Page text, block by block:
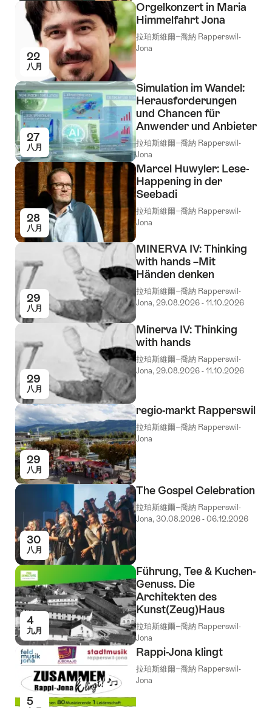
22
八月
Orgelkonzert in Maria
Himmelfahrt Jona
拉珀斯維爾−喬納 Rapperswil-
Jona
27
八月
Simulation im Wandel:
Herausforderungen
und Chancen für
Anwender und Anbieter
拉珀斯維爾−喬納 Rapperswil-
Jona
28
八月
Marcel Huwyler: Lese-
Happening in der
Seebadi
拉珀斯維爾−喬納 Rapperswil-
Jona
29
八月
MINERVA IV: Thinking
with hands –Mit
Händen denken
拉珀斯維爾−喬納 Rapperswil-
Jona, 29.08.2026 - 11.10.2026
29
八月
Minerva IV: Thinking
with hands
拉珀斯維爾−喬納 Rapperswil-
Jona, 29.08.2026 - 11.10.2026
29
八月
regio-markt Rapperswil
拉珀斯維爾−喬納 Rapperswil-
Jona
30
八月
The Gospel Celebration
拉珀斯維爾−喬納 Rapperswil-
Jona, 30.08.2026 - 06.12.2026
4
九月
Führung, Tee & Kuchen-
Genuss. Die
Architekten des
Kunst(Zeug)Haus
拉珀斯維爾−喬納 Rapperswil-
Jona
5
Rappi-Jona klingt
拉珀斯維爾−喬納 Rapperswil-
Jona